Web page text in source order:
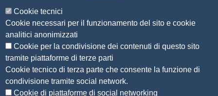
Organizzazione
Bandi di concorso
Bandi di gara e contratti
Provvedimenti
Attività e procedimenti
Seguici su
Cookie tecnici
Cookie necessari per il funzionamento del sito e cookie
analitici anonimizzati
Cookie per la condivisione dei contenuti di questo sito
tramite piattaforme di terze parti
Cookie tecnico di terza parte che consente la funzione di
condivisione tramite social network.
Cookie di piattaforme di social networking